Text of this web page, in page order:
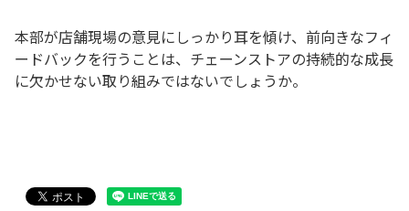
本部が店舗現場の意見にしっかり耳を傾け、前向きなフィ
ードバックを行うことは、チェーンストアの持続的な成長
に欠かせない取り組みではないでしょうか。